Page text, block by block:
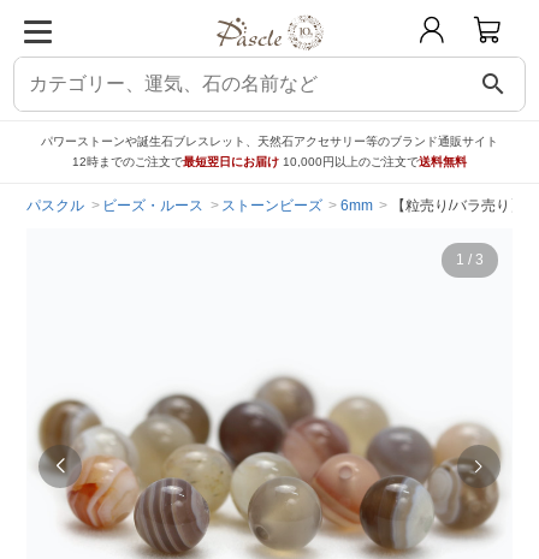
search
パワーストーンや誕生石ブレスレット、天然石アクセサリー等のブランド通販サイト
12時までのご注文で最短翌日にお届け 10,000円以上のご注文で送料無料
パスクル ビーズ・ルース ストーンビーズ 6mm 【粒売り/バラ売り】
1 / 3